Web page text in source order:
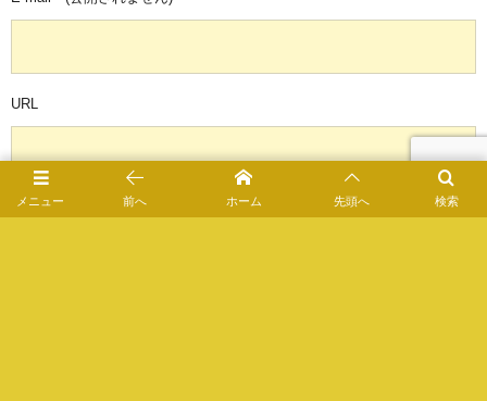
URL
次回のコメントで使用するためブラウザーに自分の名前、メールアド
メニュー 検索
前へ ホーム 先頭へ